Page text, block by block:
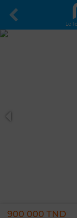
Le
900 000 TND